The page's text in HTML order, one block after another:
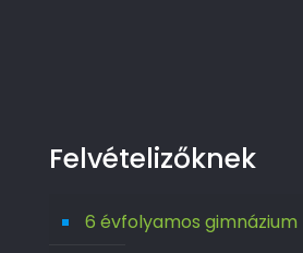
Felvételizőknek
6 évfolyamos gimnázium